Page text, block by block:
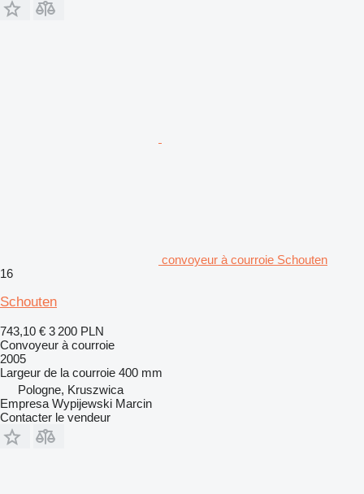
convoyeur à courroie Schouten
16
Schouten
743,10 € 3 200 PLN
Convoyeur à courroie
2005
Largeur de la courroie 400 mm
Pologne, Kruszwica
Empresa Wypijewski Marcin
Contacter le vendeur